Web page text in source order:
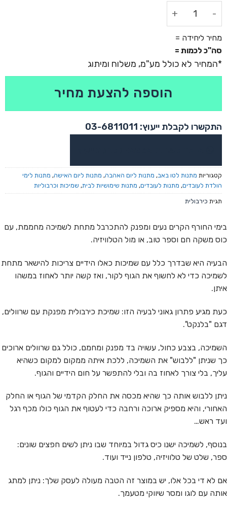
סה"כ לכמות =
מחיר ליחידה =
הוספה להצעת מחיר
התקשרו לקבלת ייעוץ: 03-6811011
קטגוריות מתנות לטו באב, מתנות ליום האהבה, מתנות ליום האישה, מתנות לימי
הולדת לעובדים, מתנות לעובדים, מתנות שימושיות לבית, שמיכות וכרבוליות
תגית כירבולית
בימי החורף הקרים נעים ומפנק להתכרבל מתחת לשמיכה מחממת, עם
כוס משקה חם וספר טוב, או מול הטלוויזיה.
הבעיה היא שבדרך כלל עם שמיכות כאלו הידיים צריכות להישאר מתחת
לשמיכה כדי לא לחשוף את הגוף לקור, ואז קשה יותר לאחוז במשהו
איתן.
כעת מגיע פתרון גאוני לבעיה הזו: שמיכת כירבולית מפנקת עם שרוולים,
דגם "בלנקט".
השמיכה, בצבע כחול, עשויה בד מפנק ומחמם, כולל גם שרוולים ארוכים
כך שניתן "ללבוש" את השמיכה, ללכת איתה ממקום למקום כשהיא
עליך, בלי צורך לאחוז בה ובלי להתפשר על חום הידיים והגוף.
ניתן ללבוש אותה כך שהיא מכסה את החלק הקדמי של הגוף או החלק
האחורי, והיא מספיק ארוכה ורחבה כדי לעטוף את הגוף כולו מכף רגל
ועד ראש…
בנוסף, לשמיכה ישנו כיס גדול במיוחד שבו ניתן לשים חפצים שונים:
ספר, שלט של טלוויזיה, טלפון נייד ועוד.
אם לא די בכל אלו, יש במוצר זה הטבה מעולה לעסק שלך: ניתן למתג
אותה עם לוגו ומסר שיווקי מטעמך.